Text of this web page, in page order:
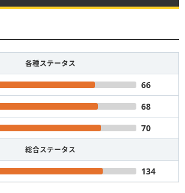
各種ステータス
66
68
70
総合ステータス
134